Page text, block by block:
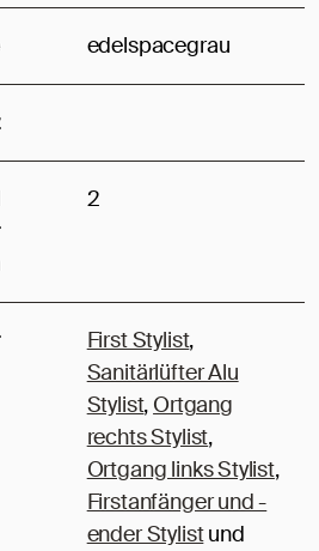
edelspacegrau
2
First Stylist,
Sanitärlüfter Alu
Stylist, Ortgang
rechts Stylist,
Ortgang links Stylist,
Firstanfänger und -
ender Stylistund